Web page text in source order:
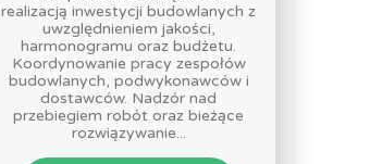
realizacją inwestycji budowlanych z
uwzględnieniem jakości,
harmonogramu oraz budżetu.
Koordynowanie pracy zespołów
budowlanych, podwykonawców i
dostawców. Nadzór nad
przebiegiem robót oraz bieżące
rozwiązywanie...